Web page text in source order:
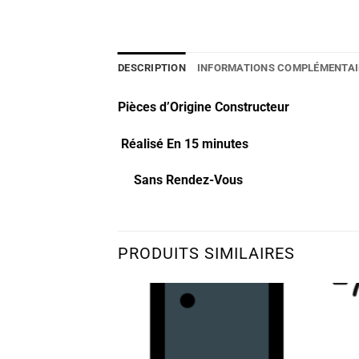
DESCRIPTION INFORMATIONS
Pièces d’Origine Constructeur
Réalisé En 15 minutes
Sans Rendez-Vous
PRODUITS SIMILAIRES